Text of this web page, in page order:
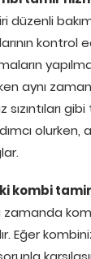
aynı
sızıntıları
olurken,
kombi
zamanda
Eğer